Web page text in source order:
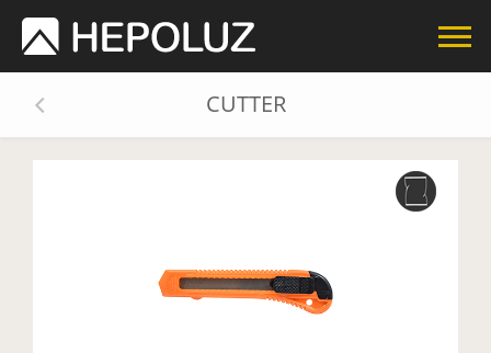
CUTTER